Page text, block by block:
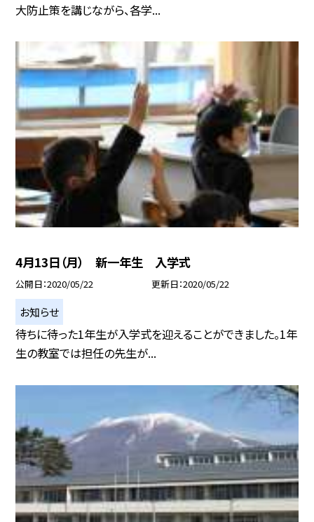
大防止策を講じながら、各学...
4月13日（月） 新一年生 入学式
公開日 2020/05/22 更新日 2020/05/22
お知らせ
待ちに待った1年生が入学式を迎えることができました。1年
生の教室では担任の先生が...